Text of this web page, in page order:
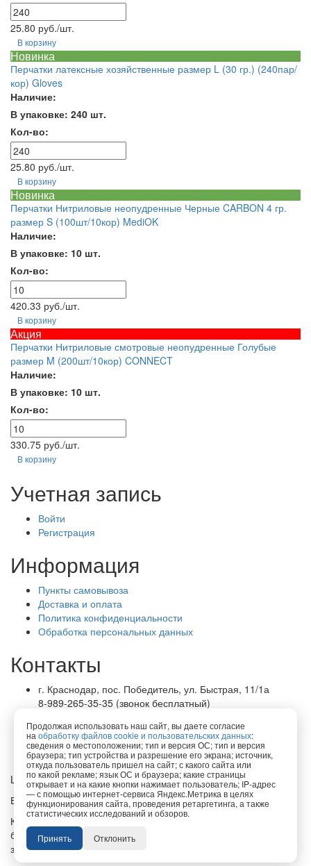
25.80 руб./шт.
В корзину
Новинка
Перчатки латексные хозяйственные размер L (30 гр.) (240пар/
кор) Gloves
Наличие:
В упаковке: 240 шт.
Кол-во:
25.80 руб./шт.
В корзину
Новинка
Перчатки Нитриловые неопудренные Черные CARBON 4 гр.
размер S (100шт/10кор) MediOK
Наличие:
В упаковке: 10 шт.
Кол-во:
420.33 руб./шт.
В корзину
Акция
Перчатки Нитриловые смотровые неопудренные Голубые
размер M (200шт/10кор) CONNECT
Наличие:
В упаковке: 10 шт.
Кол-во:
330.75 руб./шт.
В корзину
Учетная запись
Войти
Регистрация
Информация
Пункты самовывоза
Доставка и оплата
Политика конфиденциальности
Обработка персональных данных
Контакты
г. Краснодар, пос. Победитель, ул. Быстрая, 11/1а
8-989-265-35-35 (звонок бесплатный)
office@lirapack.com
Посмотреть на карте
Lirapack ©2026 Все права защищены.
Все торговые марки принадлежат их владельцам
Копирование составляющих частей сайта в какой бы то ни
было форме без разрешения владельца авторских прав
запрещено
Продолжая использовать наш сайт, вы даете согласие
на обработку файлов cookie и пользовательских данных:
сведения о местоположении; тип и версия ОС; тип и версия
браузера; тип устройства и разрешение его экрана; источник,
откуда пользователь пришел на сайт; с какого сайта или
по какой рекламе; язык ОС и браузера; какие страницы
открывает и на какие кнопки нажимает пользователь; IP-адрес
— с помощью интернет-сервиса Яндекс.Метрика в целях
функционирования сайта, проведения ретаргетинга, а также
статистических исследований и обзоров.
Принять Отклонить